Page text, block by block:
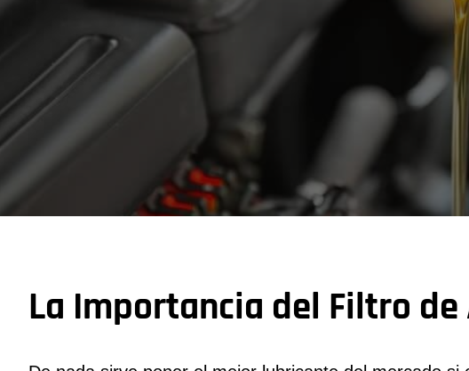
La Importancia del Filtro de